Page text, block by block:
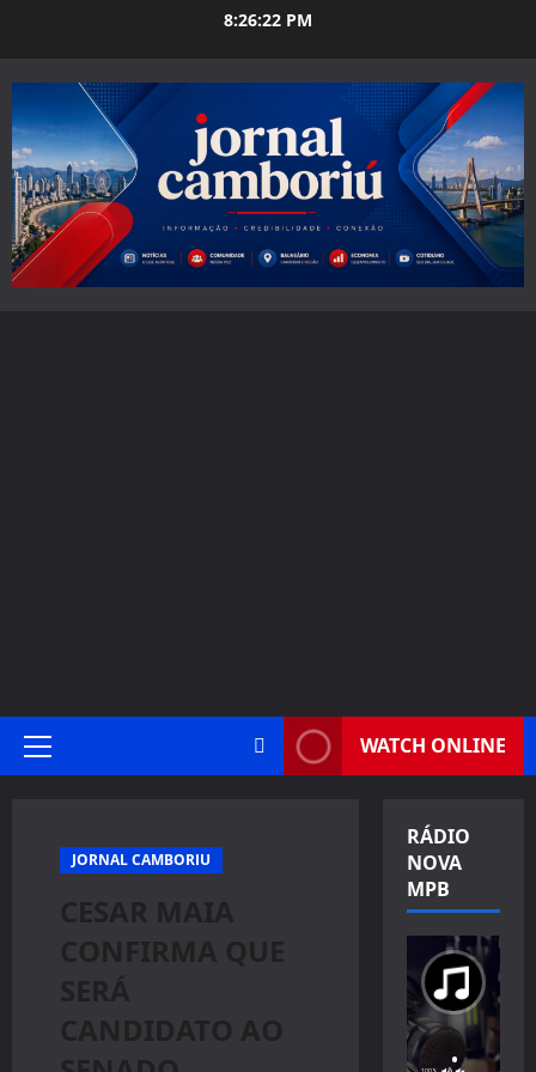
8:26:24 PM
Primary
WATCH ONLINE
JORNAL CAMBORIU
CESAR MAIA
CONFIRMA QUE
SERÁ
CANDIDATO AO
RÁDIO
NOVA
MPB